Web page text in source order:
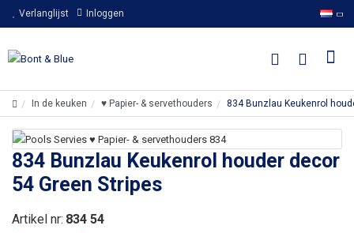
Verlanglijst Inloggen
In de keuken ♥ Papier- & servethouders 834 Bunzlau Keukenrol
834 Bunzlau Keukenrol houder decor
54 Green Stripes
Artikel nr: 834 54